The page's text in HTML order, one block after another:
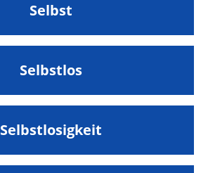
Selbst
Selbstlos
Selbstlosigkeit